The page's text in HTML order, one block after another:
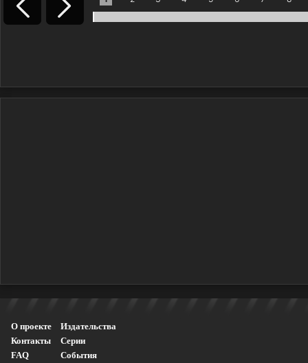
О проекте
Контакты
FAQ
Издательства
Серии
События